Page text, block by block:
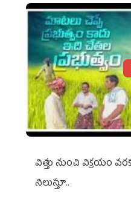
విత్తు నుంచి విక్రయం
నిలుస్తూ..